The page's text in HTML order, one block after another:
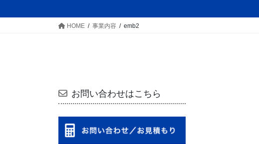
HOME 事業内容 emb2
お問い合わせはこちら